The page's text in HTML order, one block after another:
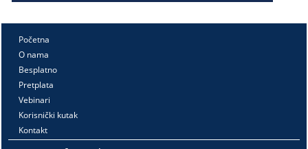
Početna
O nama
Besplatno
Pretplata
Vebinari
Korisnički kutak
Kontakt